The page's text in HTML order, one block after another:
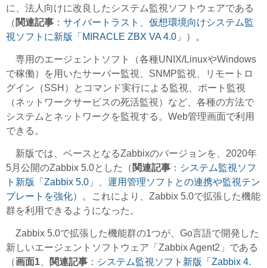
に、法人向けに改良したシステム監視ソフトウェアである
（ 関連記事 ： サイバートラスト、仮想環境向けシステム監
視ソフトに新版「MIRACLE ZBX VA 4.0」
）。
専用のエージェントソフト（各種UNIX/LinuxやWindows
で稼働）を用いたサーバー監視、SNMP監視、リモートロ
グイン（SSH）とコマンド実行による監視、ポート監視
（ネットワークサービスの死活監視）など、各種の方法で
システムとネットワークを監視する。Web管理画面で利用
できる。
新版では、ベースとなるZabbixのバージョンを、2020年
5月公開のZabbix 5.0とした（ 関連記事 ： システム監視ソフ
ト新版「Zabbix 5.0」、運用管理ソフトとの連携や監視テン
プレートを強化）。これにより、Zabbix 5.0で拡張した機能
群を利用できるようになった。
Zabbix 5.0で拡張した機能群の1つが、Go言語で開発した
新しいエージェントソフトウェア「Zabbix Agent2」である
（画面1 関連記事 ： システム監視ソフト新版「Zabbix 4.